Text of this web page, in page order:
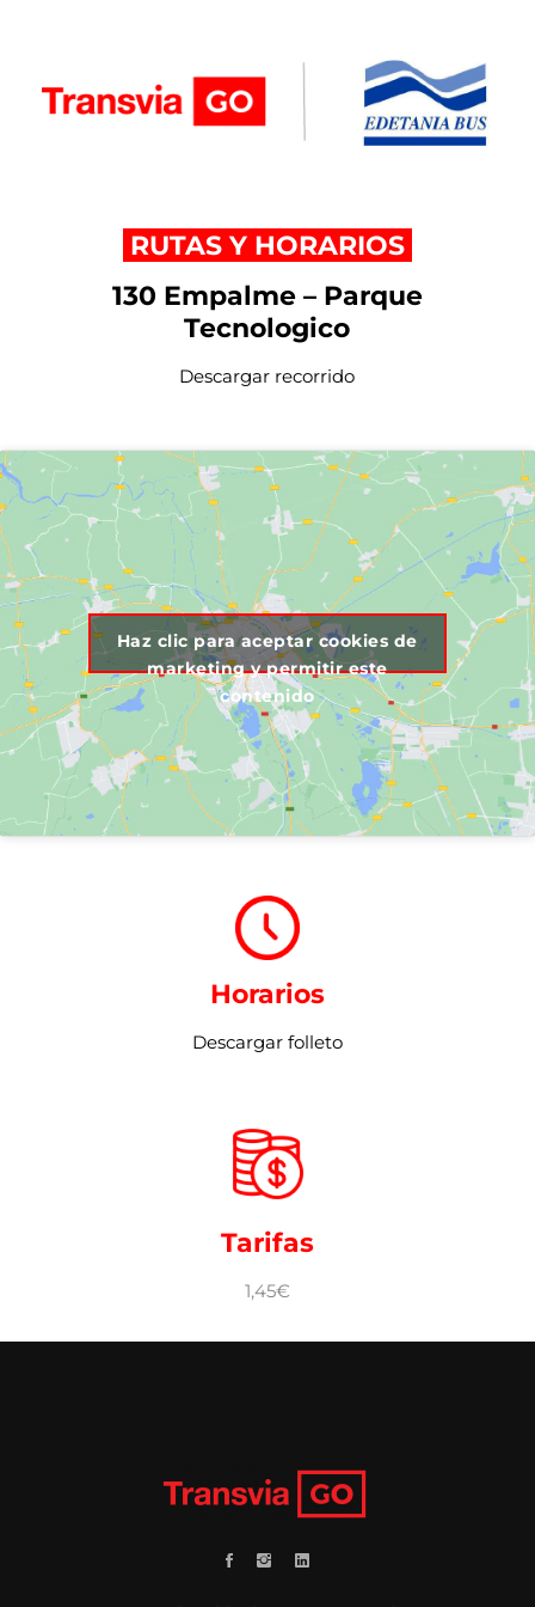
RUTAS Y HORARIOS
130 Empalme – Parque
Tecnologico
Descargar recorrido
Haz clic para aceptar cookies de
marketing y permitir este
contenido
Horarios
Descargar folleto
Tarifas
1,45€